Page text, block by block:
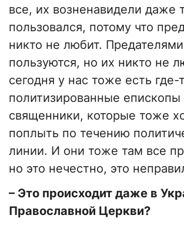
все, их возненавидели даже
пользовался, потому что
никто не любит. Предателями
пользуются, но их никто не
сегодня у нас тоже есть где-
политизированные епископы
священники, которые тоже
поплыть по течению
линии. И они тоже там все
но это нечестно, это
– Это происходит даже в
Православной Церкви?